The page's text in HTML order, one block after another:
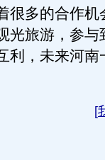
很多的合作机
光旅游，参与
利，未来河南
[